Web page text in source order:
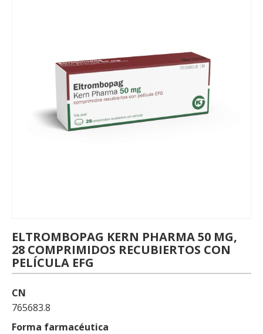
ELTROMBOPAG KERN PHARMA 50 MG,
28 COMPRIMIDOS RECUBIERTOS CON
PELÍCULA EFG
CN
765683.8
Forma farmacéutica